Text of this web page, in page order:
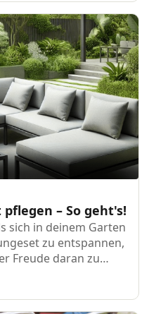
– So geht's!
sich in deinem Garten
zu entspannen,
Freude daran zu
unerlässlich. Bei
wissen wir wie
ist, deine…